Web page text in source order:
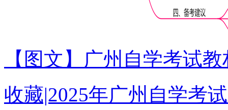
【图文】广州自学考试
收藏|2025年广州自学考